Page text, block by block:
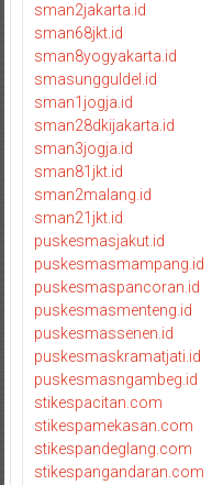
sman2jakarta.id
sman68jkt.id
sman8yogyakarta.id
smasungguldel.id
sman1jogja.id
sman28dkijakarta.id
sman3jogja.id
sman81jkt.id
sman2malang.id
sman21jkt.id
puskesmasjakut.id
puskesmasmampang.id
puskesmaspancoran.id
puskesmasmenteng.id
puskesmassenen.id
puskesmaskramatjati.id
puskesmasngambeg.id
stikespacitan.com
stikespamekasan.com
stikespandeglang.com
stikespangandaran.com